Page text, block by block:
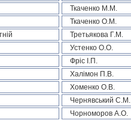
Ткаченко М.М.
Ткаченко О.М.
Третьякова Г.М.
Устенко О.О.
Фріс І.П.
Халімон П.В.
Хоменко О.В.
Чернявський С.М.
Чорноморов А.О.